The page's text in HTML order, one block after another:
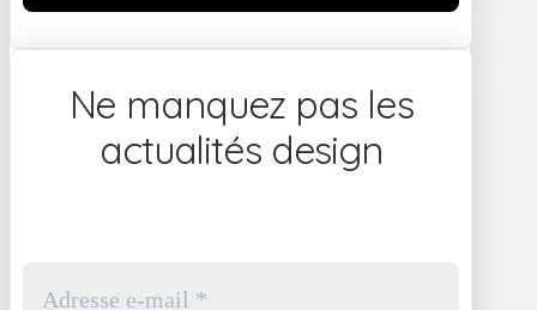
Ne manquez pas les
actualités design